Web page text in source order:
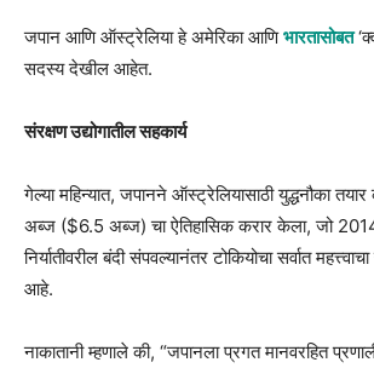
जपान आणि ऑस्ट्रेलिया हे अमेरिका आणिभारतासोबत
सदस्य देखील आहेत.
संरक्षण उद्योगातील सहकार्य
गेल्या महिन्यात, जपानने ऑस्ट्रेलियासाठी युद्धनौका
अब्ज ($6.5 अब्ज) चा ऐतिहासिक करार केला, जो
निर्यातीवरील बंदी संपवल्यानंतर टोकियोचा सर्वात
आहे.
नाकातानी म्हणाले की, “जपानला प्रगत मानवरहित